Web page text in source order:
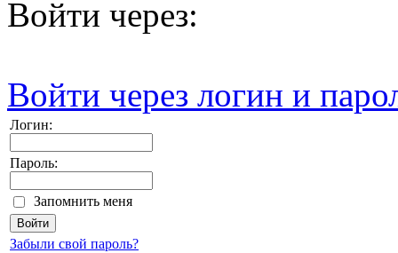
Войти через:
Войти через логин и
Логин:
Пароль:
Запомнить меня
Забыли свой пароль?